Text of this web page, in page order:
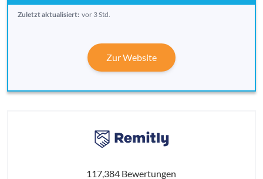
Zuletzt aktualisiert: vor 3 Std.
Zur Website
117,384 Bewertungen